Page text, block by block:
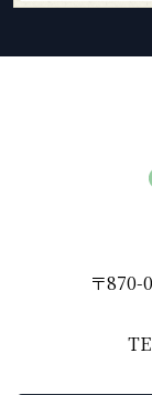
〒870-